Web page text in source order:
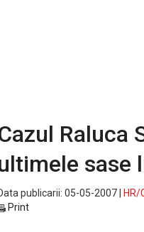
Raluca
sase
publicarii: 05-05-2007 |
HR/
Print